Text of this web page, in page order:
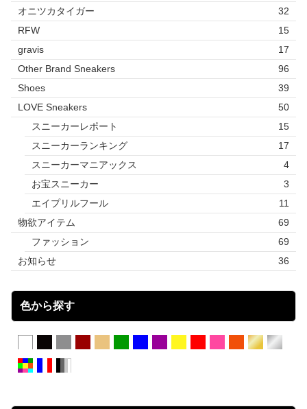
オニツカタイガー
32
RFW
15
gravis
17
Other Brand Sneakers
96
Shoes
39
LOVE Sneakers
50
スニーカーレポート
15
スニーカーランキング
17
スニーカーマニアックス
4
お宝スニーカー
3
エイプリルフール
11
物欲アイテム
69
ファッション
69
お知らせ
36
色から探す